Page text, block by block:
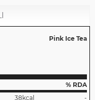
Pink Ice Tea
% RDA
38kcal
-